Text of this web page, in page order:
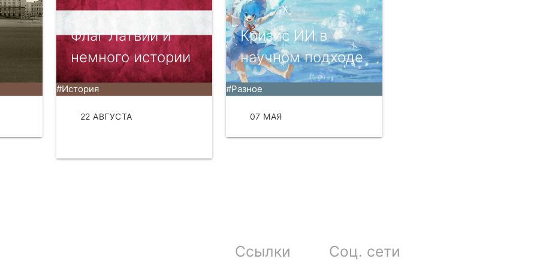
Флаг Латвии и
немного истории
#История
22 АВГУСТА
Кризис ИИ в
научном подходе
#Разное
07 МАЯ
Ссылки Соц. сети